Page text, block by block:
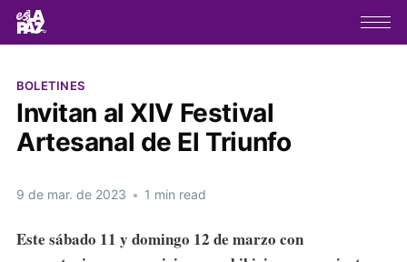
BOLETINES
Invitan al XIV Festival
Artesanal de El Triunfo
9 de mar. de 2023 • 1 min read
Este sábado 11 y domingo 12 de marzo con